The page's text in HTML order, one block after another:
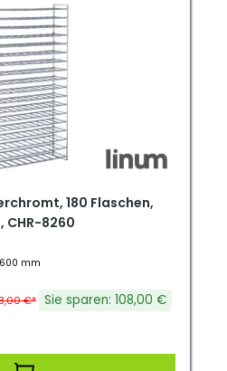
180 Flaschen,
CHR-8260
mm
€* Sie sparen: 108,00 €